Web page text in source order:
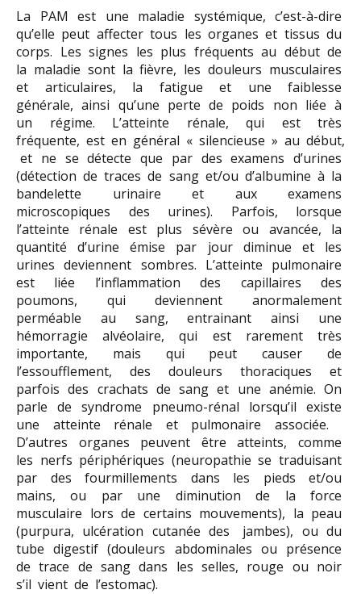
La PAM est une maladie systémique, c’est-à-dire
qu’elle peut affecter tous les organes et tissus du
corps. Les signes les plus fréquents au début de
la maladie sont la fièvre, les douleurs musculaires
et articulaires, la fatigue et une faiblesse
générale, ainsi qu’une perte de poids non liée à
un régime. L’atteinte rénale, qui est très
fréquente, est en général « silencieuse » au début,
et ne se détecte que par des examens d’urines
(détection de traces de sang et/ou d’albumine à la
bandelette urinaire et aux examens
microscopiques des urines). Parfois, lorsque
l’atteinte rénale est plus sévère ou avancée, la
quantité d’urine émise par jour diminue et les
urines deviennent sombres. L’atteinte pulmonaire
est liée l’inflammation des capillaires des
poumons, qui deviennent anormalement
perméable au sang, entrainant ainsi une
hémorragie alvéolaire, qui est rarement très
importante, mais qui peut causer de
l’essoufflement, des douleurs thoraciques et
parfois des crachats de sang et une anémie. On
parle de syndrome pneumo-rénal lorsqu’il existe
une atteinte rénale et pulmonaire associée.
D’autres organes peuvent être atteints, comme
les nerfs périphériques (neuropathie se traduisant
par des fourmillements dans les pieds et/ou
mains, ou par une diminution de la force
musculaire lors de certains mouvements), la peau
(purpura, ulcération cutanée des jambes), ou du
tube digestif (douleurs abdominales ou présence
de trace de sang dans les selles, rouge ou noir
s’il vient de l’estomac).